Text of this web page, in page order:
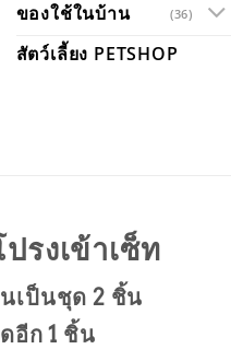
ของใช้ในบ้าน (36)
สัตว์เลี้ยง PETSHOP
รงเข้าเซ็ท
เป็นชุด 2 ชิ้น
อีก 1 ชิ้น